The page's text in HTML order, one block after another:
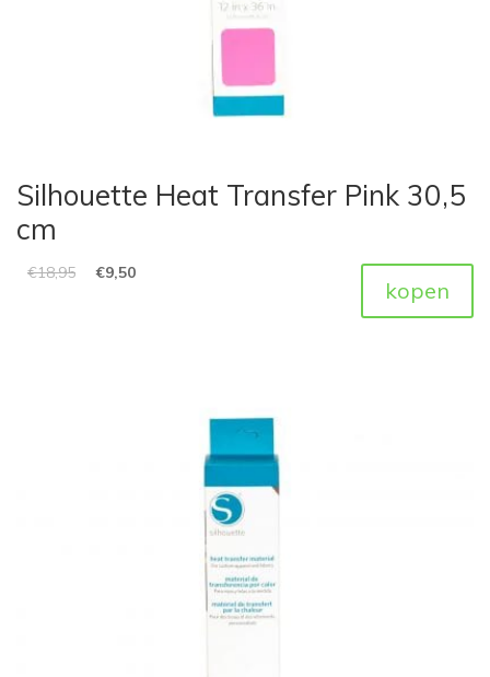
Silhouette Heat Transfer Pink 30,5
cm
€18,95 €9,50
kopen